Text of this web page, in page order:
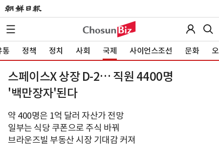
통 정책 정치 사회 국제 사이언스조선 문화
스페이스X 상장 D-2… 직원 4400명
'백만장자'된다
약 400명은 1억 달러 자산가 전망
일부는 식당 쿠폰으로 주식 바꿔
브라운즈빌 부동산 시장 기대감 커져